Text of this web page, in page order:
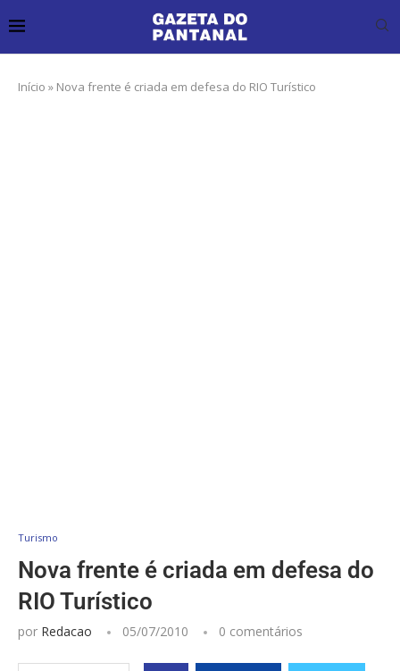
Início » Nova frente é criada em defesa do RIO Turístico
Turismo
Nova frente é criada em defesa do
RIO Turístico
por Redacao 05/07/2010 0 comentários